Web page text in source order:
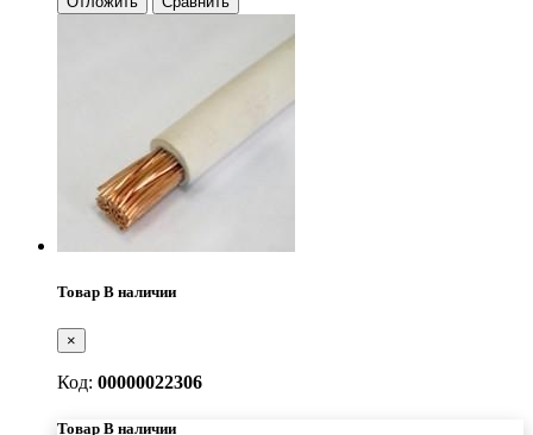
Товар В наличии
×
Код: 00000022306
Товар В наличии